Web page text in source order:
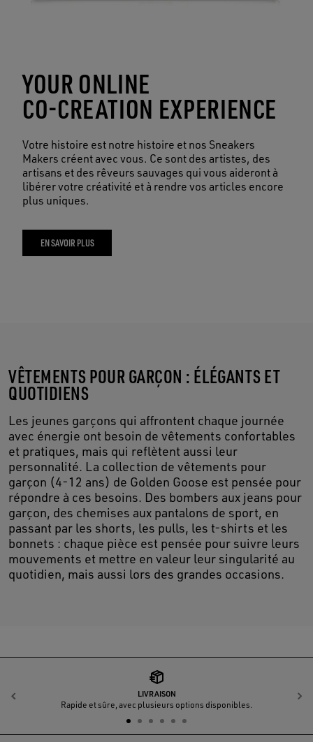
YOUR ONLINE
CO-CREATION EXPERIENCE
Votre histoire est notre histoire et nos Sneakers
Makers créent avec vous. Ce sont des artistes, des
artisans et des rêveurs sauvages qui vous aideront à
libérer votre créativité et à rendre vos articles encore
plus uniques.
EN SAVOIR PLUS
VÊTEMENTS POUR GARÇON : ÉLÉGANTS ET
QUOTIDIENS
Les jeunes garçons qui affrontent chaque journée
avec énergie ont besoin de vêtements confortables
et pratiques, mais qui reflètent aussi leur
personnalité. La collection de vêtements pour
garçon (4-12 ans) de Golden Goose est pensée pour
répondre à ces besoins. Des bombers aux jeans pour
garçon, des chemises aux pantalons de sport, en
passant par les shorts, les pulls, les t-shirts et les
bonnets : chaque pièce est pensée pour suivre leurs
mouvements et mettre en valeur leur singularité au
quotidien, mais aussi lors des grandes occasions.
LIVRAISON
Rapide et sûre, avec plusieurs options disponibles.
Précédent